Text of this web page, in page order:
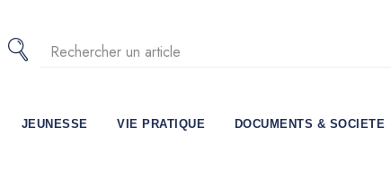
JEUNESSE VIE PRATIQUE DOCUMENTS & SOCIETE